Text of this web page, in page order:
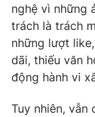
nghệ vì những
trách là trách
những lượt
dãi, thiếu văn
động hành vi
Tuy nhiên,